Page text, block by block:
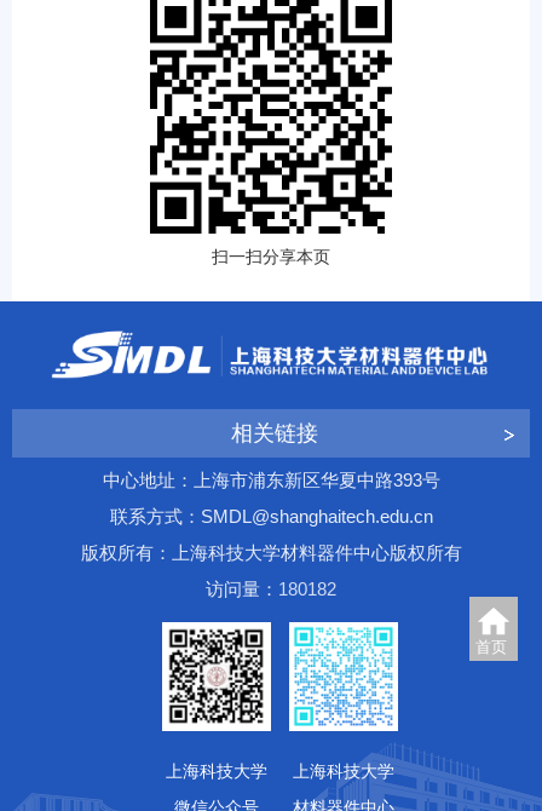
扫一扫分享本页
相关链接
中心地址：上海市浦东新区华夏中路393号
联系方式：SMDL@shanghaitech.edu.cn
版权所有：上海科技大学材料器件中心版权所有
访问量： 180182
上海科技大学
上海科技大学
首页